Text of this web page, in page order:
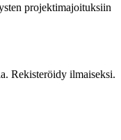
projektimajoituksiin
Rekisteröidy ilmaiseksi.